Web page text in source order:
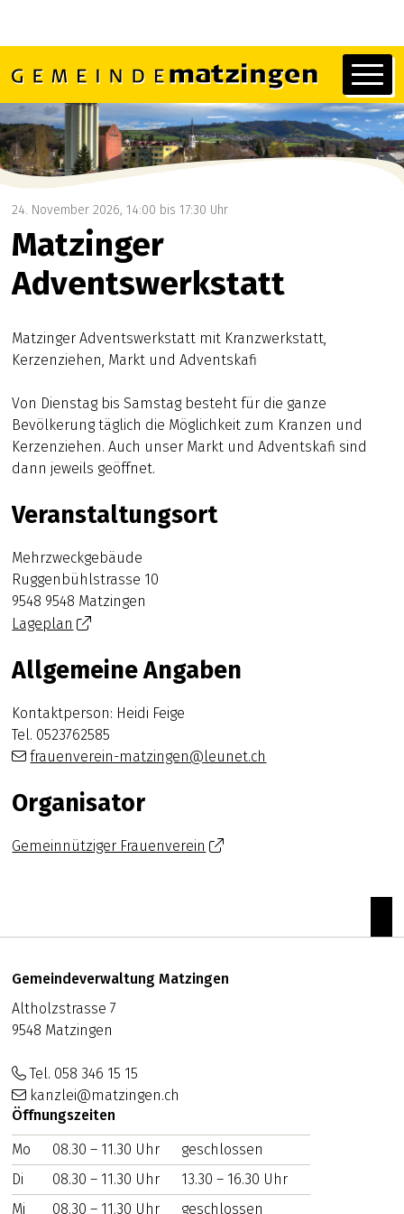
Matzinger
Adventswerkstatt
24. November 2026, 14:00 bis 17:30 Uhr
Matzinger Adventswerkstatt mit Kranzwerkstatt,
Kerzenziehen, Markt und Adventskafi
Von Dienstag bis Samstag besteht für die ganze
Bevölkerung täglich die Möglichkeit zum Kranzen und
Kerzenziehen. Auch unser Markt und Adventskafi sind
dann jeweils geöffnet.
Veranstaltungsort
Mehrzweckgebäude
Ruggenbühlstrasse 10
9548 9548 Matzingen
Lageplan
Allgemeine Angaben
Kontaktperson: Heidi Feige
Tel. 0523762585
frauenverein-matzingen@leunet.ch
Organisator
Gemeinnütziger Frauenverein
Footer
Adresse
Gemeindeverwaltung Matzingen
Altholzstrasse 7
9548 Matzingen
Tel. 058 346 15 15
kanzlei@matzingen.ch
Öffnungszeiten
WOCHENTAG VORMITTAG NACHMITTAG
Mo 08.30 – 11.30 Uhr
geschlossen
Di
08.30 – 11.30 Uhr
13.30 – 16.30 Uhr
Mi
08.30 – 11.30 Uhr geschlossen